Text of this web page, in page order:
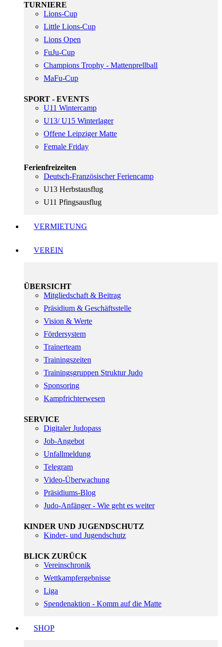
TURNIERE
Lions-Cup
Little Lions-Cup
Lions Open
FuJu-Cup
Champions Trophy - Mattenprellball
MaFu-Cup
SPORT - EVENTS
U11 Wintercamp
U13/ U15 Winterlager
Offene Leipziger Matte
Female Friday
Ferienfreizeiten
Deutsch-Französischer Feriencamp
U13 Herbstausflug
U11 Pfingsausflug
VERMIETUNG
VEREIN
ÜBERSICHT
Mitgliedschaft & Beitrag
Präsidium & Geschäftsstelle
Vision & Werte
Fördersystem
Trainerteam
Trainingszeiten
Trainingsgruppen Struktur Judo
Sponsoring
Kampfrichterwesen
SERVICE
Digitaler Judopass
Job-Angebot
Unfallmeldung
Telegram
Video-Überwachung
Präsidiums-Blog
Judo-Anfänger - Wie geht es weiter
KINDER UND JUGENDSCHUTZ
Kinder- und Jugendschutz
BLICK ZURÜCK
Vereinschronik
Wettkampfergebnisse
Liga
Spendenaktion - Komm auf die Matte
SHOP